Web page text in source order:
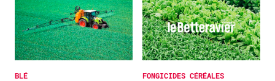
BLÉ FONGICIDES CÉRÉALES